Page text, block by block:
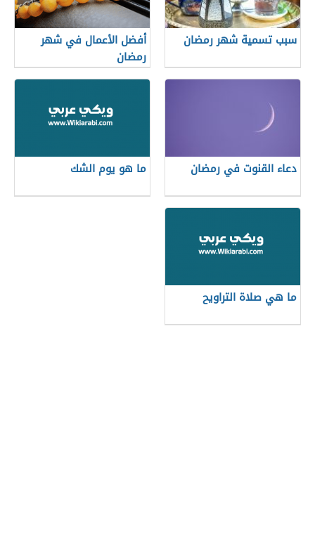
سبب تسمية شهر رمضان
أفضل الأعمال في شهر
رمضان
دعاء القنوت في رمضان ما هو يوم الشك
ما هي صلاة التراويح